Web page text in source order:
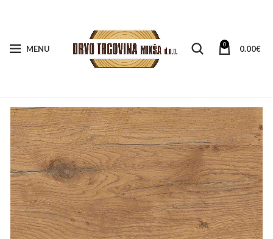
MENU 0 0.00€